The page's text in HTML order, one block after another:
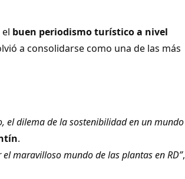
buen periodismo turístico a nivel
a consolidarse como una de las más
el dilema de la sostenibilidad en un mundo
.
maravilloso mundo de las plantas en RD”,